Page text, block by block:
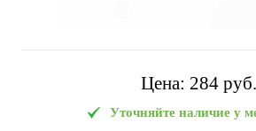
Цена: 284 pуб.
Уточняйте наличие у